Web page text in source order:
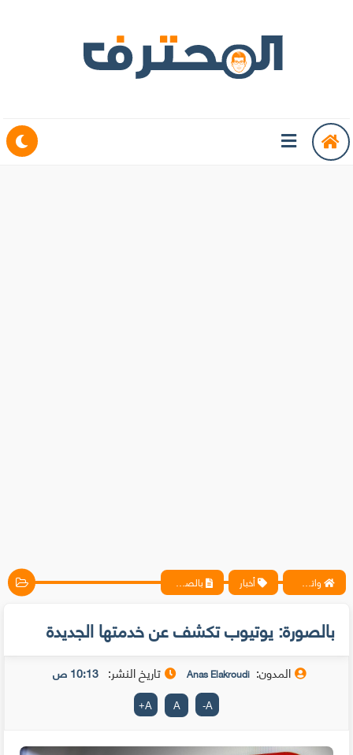
واتس آب ، فيسبوك ، أنترنت ، شروحات تقنية حصرية - المحترف أخبار بالصورة: يوتيوب تكشف عن خدمتها الجديدة
بالصورة: يوتيوب تكشف عن خدمتها الجديدة
المدون: Anas Elakroudi تاريخ النشر: 10:13 ص
A
-
A
A
+